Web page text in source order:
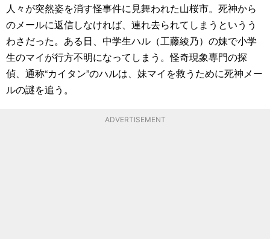
人々が突然姿を消す怪事件に見舞われた山桜市。死神から
のメールに返信しなければ、連れ去られてしまうというう
わさだった。ある日、中学生ハル（工藤綾乃）の妹で小学
生のマイが行方不明になってしまう。怪奇現象専門の探
偵、通称“カイタン”のハルは、妹マイを救うために死神メー
ルの謎を追う。
ADVERTISEMENT